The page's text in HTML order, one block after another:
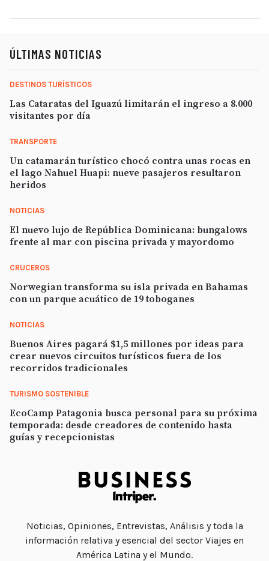
Noticias, Opiniones, Entrevistas, Análisis y toda la
información relativa y esencial del sector Viajes en
América Latina y el Mundo.
ÚLTIMAS NOTICIAS
DESTINOS TURÍSTICOS
Las Cataratas del Iguazú limitarán el ingreso a 8.000
visitantes por día
TRANSPORTE
Un catamarán turístico chocó contra unas rocas en
el lago Nahuel Huapi: nueve pasajeros resultaron
heridos
NOTICIAS
El nuevo lujo de República Dominicana: bungalows
frente al mar con piscina privada y mayordomo
CRUCEROS
Norwegian transforma su isla privada en Bahamas
con un parque acuático de 19 toboganes
NOTICIAS
Buenos Aires pagará $1,5 millones por ideas para
crear nuevos circuitos turísticos fuera de los
recorridos tradicionales
TURISMO SOSTENIBLE
EcoCamp Patagonia busca personal para su próxima
temporada: desde creadores de contenido hasta
guías y recepcionistas